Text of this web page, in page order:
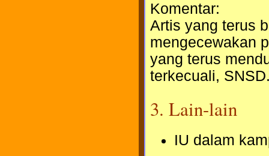
Komentar:
Artis yang terus
mengecewakan
yang terus
terkecuali,
3. Lain-lain
IU dalam